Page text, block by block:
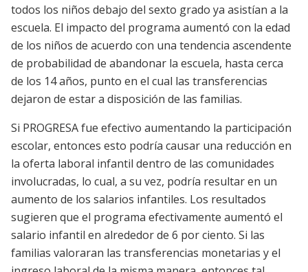
todos los niños debajo del sexto grado ya asistían a la
escuela. El impacto del programa aumentó con la edad
de los niños de acuerdo con una tendencia ascendente
de probabilidad de abandonar la escuela, hasta cerca
de los 14 años, punto en el cual las transferencias
dejaron de estar a disposición de las familias.
Si PROGRESA fue efectivo aumentando la participación
escolar, entonces esto podría causar una reducción en
la oferta laboral infantil dentro de las comunidades
involucradas, lo cual, a su vez, podría resultar en un
aumento de los salarios infantiles. Los resultados
sugieren que el programa efectivamente aumentó el
salario infantil en alrededor de 6 por ciento. Si las
familias valoraran las transferencias monetarias y el